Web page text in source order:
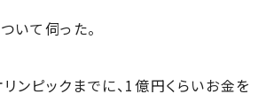
いて伺った。
ンピックまでに、1億円くらいお金を